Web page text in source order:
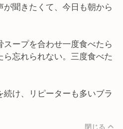
聞きたくて、今日も朝から
ープを合わせ一度食べたら
忘れられない。三度食べた
け、リピーターも多いブラ
閉じる